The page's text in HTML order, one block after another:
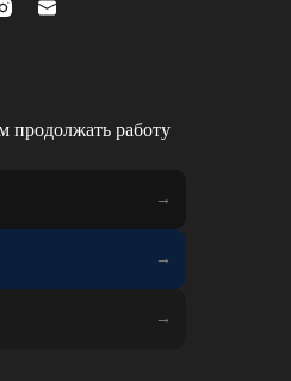
продолжать работу